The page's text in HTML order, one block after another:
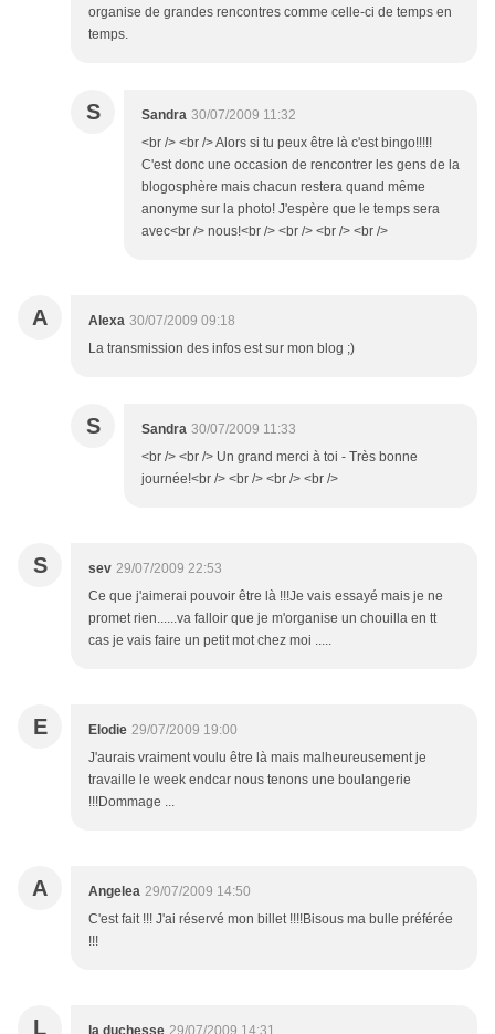
organise de grandes rencontres comme celle-ci de temps en
temps.
S Sandra 30/07/2009 11:32
<br /> <br /> Alors si tu peux être là c'est bingo!!!!!
C'est donc une occasion de rencontrer les gens de la
blogosphère mais chacun restera quand même
anonyme sur la photo! J'espère que le temps sera
avec<br /> nous!<br /> <br /> <br /> <br />
A Alexa 30/07/2009 09:18
La transmission des infos est sur mon blog ;)
S Sandra 30/07/2009 11:33
<br /> <br /> Un grand merci à toi - Très bonne
journée!<br /> <br /> <br /> <br />
S sev 29/07/2009 22:53
Ce que j'aimerai pouvoir être là !!!Je vais essayé mais je ne
promet rien......va falloir que je m'organise un chouilla en tt
cas je vais faire un petit mot chez moi .....
E Elodie 29/07/2009 19:00
J'aurais vraiment voulu être là mais malheureusement je
travaille le week endcar nous tenons une boulangerie
!!!Dommage ...
A Angelea 29/07/2009 14:50
C'est fait !!! J'ai réservé mon billet !!!!Bisous ma bulle préférée
!!!
L la duchesse 29/07/2009 14:31